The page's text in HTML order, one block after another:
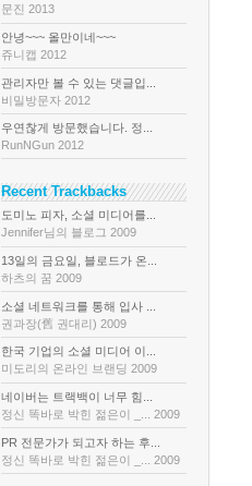
문진 2013
안녕~~~ 올만이네~~~
쥬니캡 2012
관리자만 볼 수 있는 댓글입...
비밀방문자 2012
우연찮게 방문했습니다. 정...
RunNGun 2012
Recent Trackbacks
도미노 피자, 소셜 미디어를...
Jennifer님의 블로그 2009
13일의 금요일, 블로드가 온...
하츠의 꿈 2009
소셜 네트워크를 통해 입사 ...
권과장(舊 권대리) 2009
한국 기업의 소셜 미디어 이...
미도리의 온라인 브랜딩 2009
네이버는 트랙백이 너무 힘...
정신 똑바로 박힌 젊은이 _... 2009
PR 전문가가 되고자 하는 후...
정신 똑바로 박힌 젊은이 _... 2009